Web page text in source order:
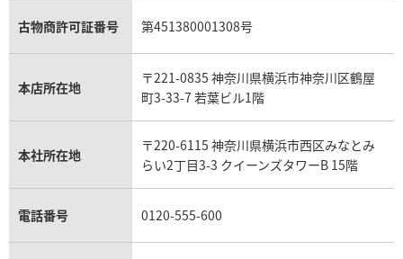
アクアマリン買取
オメガ買取
カルティエ買取
フランク ミュラー買取
リシャール・ミル買取
パネライ買取
チューダー（チュードル）買取
プラダ買取
モーブッサン買取
古物商許可証番号 第451380001308号
本店所在地
〒221-0835 神奈川県横浜市神奈川区鶴屋
町3-33-7 若葉ビル1階
本社所在地
〒220-6115 神奈川県横浜市西区みなとみ
らい2丁目3-3 クイーンズタワーB 15階
電話番号 0120-555-600